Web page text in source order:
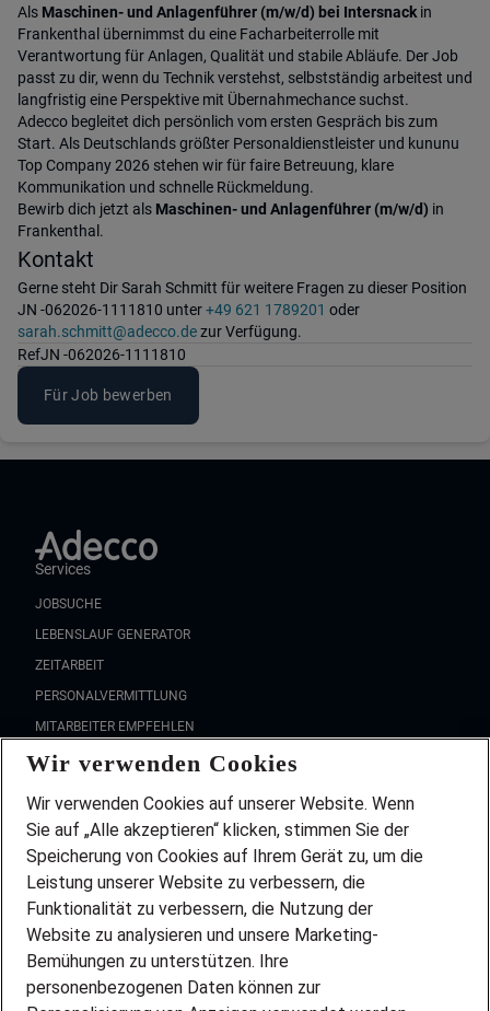
Als Maschinen- und Anlagenführer (m/w/d) bei Intersnack in
Frankenthal übernimmst du eine Facharbeiterrolle mit
Verantwortung für Anlagen, Qualität und stabile Abläufe. Der Job
passt zu dir, wenn du Technik verstehst, selbstständig arbeitest und
langfristig eine Perspektive mit Übernahmechance suchst.
Adecco begleitet dich persönlich vom ersten Gespräch bis zum
Start. Als Deutschlands größter Personaldienstleister und kununu
Top Company 2026 stehen wir für faire Betreuung, klare
Kommunikation und schnelle Rückmeldung.
Bewirb dich jetzt als Maschinen- und Anlagenführer (m/w/d) in
Frankenthal.
Kontakt
Gerne steht Dir Sarah Schmitt für weitere Fragen zu dieser Position
JN -062026-1111810 unter+49 621 1789201 oder
sarah.schmitt@adecco.dezur Verfügung.
RefJN -062026-1111810
Für Job bewerben
Services
JOBSUCHE
LEBENSLAUF GENERATOR
ZEITARBEIT
PERSONALVERMITTLUNG
MITARBEITER EMPFEHLEN
FAQ
Wir stellen ein!
DEINE BERUFSGRUPPE
DEINE LEBENSSITUATION
PARTNERSHIP WITH AIRBUS
INITIATIV BEWERBEN
ÜBER UNS
Wir verwenden Cookies
Wir verwenden Cookies auf unserer Website. Wenn
Sie auf „Alle akzeptieren“ klicken, stimmen Sie der
Speicherung von Cookies auf Ihrem Gerät zu, um die
Leistung unserer Website zu verbessern, die
Funktionalität zu verbessern, die Nutzung der
Website zu analysieren und unsere Marketing-
Bemühungen zu unterstützen. Ihre
personenbezogenen Daten können zur